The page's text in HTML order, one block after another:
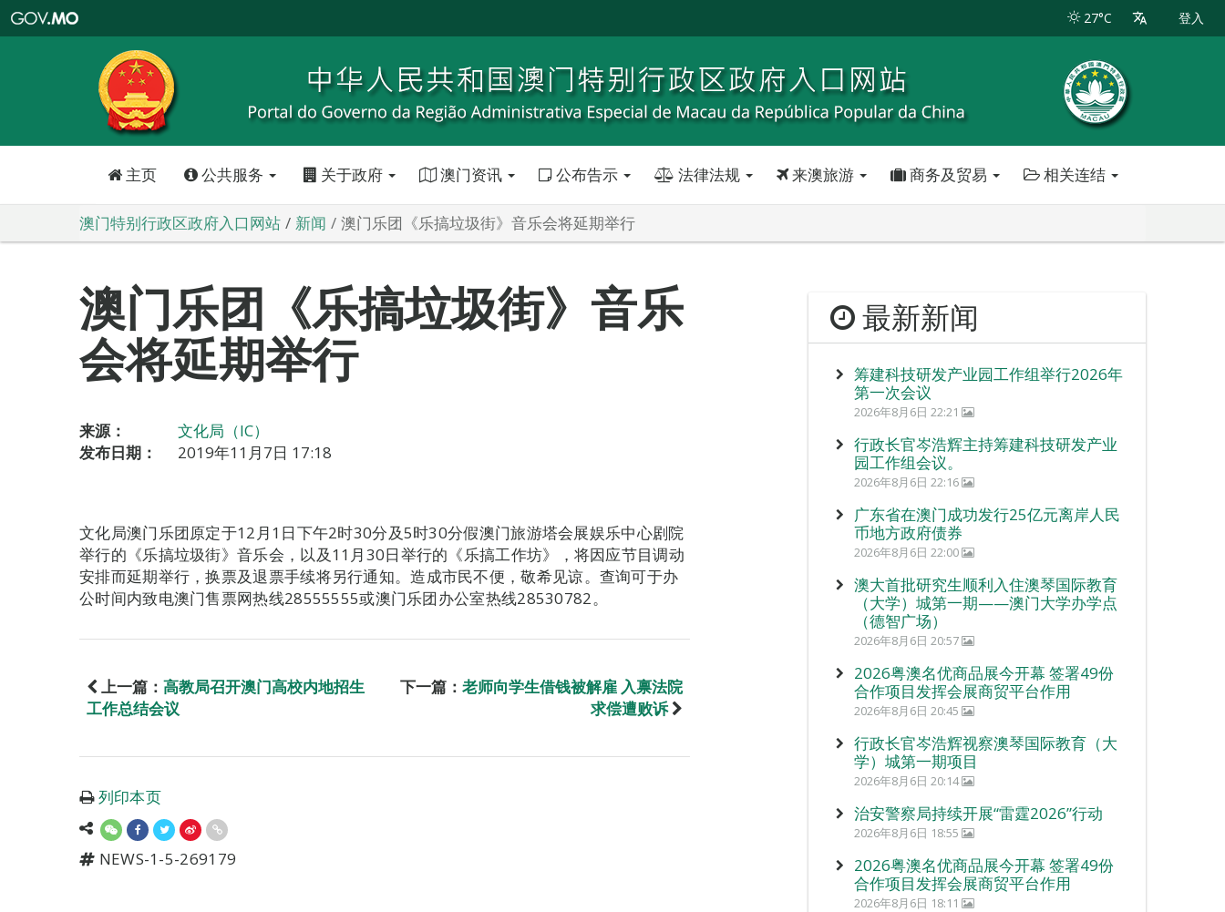
特
政
区
政
口
27°C 登入
主页 公共服务 关于政府 澳门资讯 公布告示 法律法规 来澳旅游 商务及贸易 相关连结
澳门特别行政区政府入口网站 新闻 澳门乐团《乐搞垃圾街》音乐会将延期举行
澳门乐团《乐搞垃圾街》音乐
会将延期举行
来源：
文化局（IC）
发布日期：
2019年11月7日 17:18
文化局澳门乐团原定于12月1日下午2时30分及5时30分假澳门旅游塔会展娱乐中心剧院
举行的《乐搞垃圾街》音乐会，以及11月30日举行的《乐搞工作坊》，将因应节目调动
安排而延期举行，换票及退票手续将另行通知。造成市民不便，敬希见谅。查询可于办
公时间内致电澳门售票网热线28555555或澳门乐团办公室热线28530782。
上一篇： 高教局召开澳门高校内地招生
工作总结会议
下一篇： 老师向学生借钱被解雇 入禀法院
求偿遭败诉
列印本页
NEWS-1-5-269179
最新新闻
筹建科技研发产业园工作组举行2026年
第一次会议
2026年8月6日 22:21
行政长官岑浩辉主持筹建科技研发产业
园工作组会议。
2026年8月6日 22:16
广东省在澳门成功发行25亿元离岸人民
币地方政府债券
2026年8月6日 22:00
澳大首批研究生顺利入住澳琴国际教育
（大学）城第一期——澳门大学办学点
（德智广场）
2026年8月6日 20:57
2026粤澳名优商品展今开幕 签署49份
合作项目发挥会展商贸平台作用
2026年8月6日 20:45
行政长官岑浩辉视察澳琴国际教育（大
学）城第一期项目
2026年8月6日 20:14
治安警察局持续开展“雷霆2026”行动
2026年8月6日 18:55
2026粤澳名优商品展今开幕 签署49份
合作项目发挥会展商贸平台作用
2026年8月6日 18:11